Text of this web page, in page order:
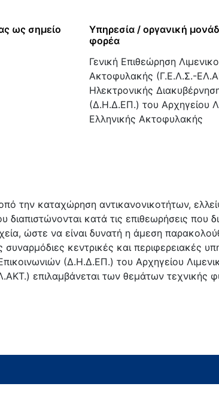
ως σημείο
Υπηρεσία / οργανική
φορέα
Γενική Επιθεώρηση
Ακτοφυλακής (Γ.Ε.Λ.Σ.-
Ηλεκτρονικής
(Δ.Η.Δ.ΕΠ.) του Αρχηγείου
Ελληνικής Ακτοφυλακής
την καταχώρηση αντικανονικοτήτων,
κατά τις επιθεωρήσεις που
ώστε να είναι δυνατή η άμεση
κεντρικές και περιφερειακές
(Δ.Η.Δ.ΕΠ.) του Αρχηγείου
επιλαμβάνεται των θεμάτων τεχνικής